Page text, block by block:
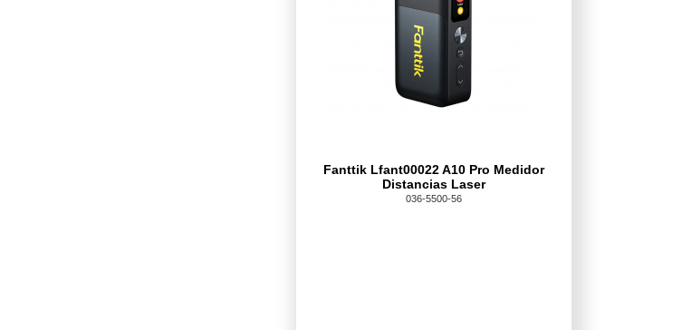
Fanttik Lfant00022 A10 Pro Medidor
Distancias Laser
036-5500-56